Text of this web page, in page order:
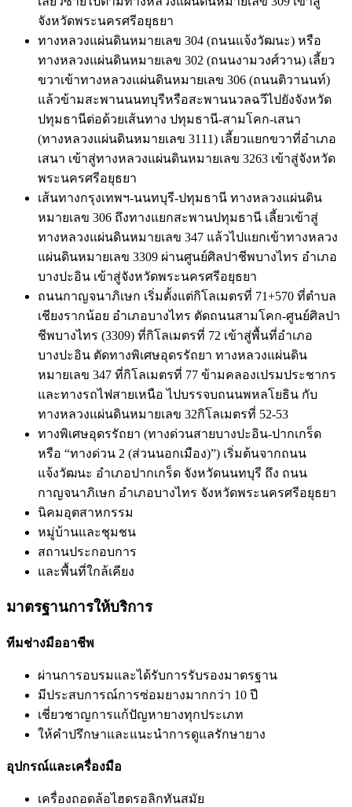
จังหวัดพระนครศรีอยุธยา
ทางหลวงแผ่นดินหมายเลข 304 (ถนนแจ้งวัฒนะ) หรือ
ทางหลวงแผ่นดินหมายเลข 302 (ถนนงามวงศ์วาน) เลี้ยว
ขวาเข้าทางหลวงแผ่นดินหมายเลข 306 (ถนนติวานนท์)
แล้วข้ามสะพานนนทบุรีหรือสะพานนวลฉวีไปยังจังหวัด
ปทุมธานีต่อด้วยเส้นทาง ปทุมธานี-สามโคก-เสนา
(ทางหลวงแผ่นดินหมายเลข 3111) เลี้ยวแยกขวาที่อำเภอ
เสนา เข้าสู่ทางหลวงแผ่นดินหมายเลข 3263 เข้าสู่จังหวัด
พระนครศรีอยุธยา
เส้นทางกรุงเทพฯ-นนทบุรี-ปทุมธานี ทางหลวงแผ่นดิน
หมายเลข 306 ถึงทางแยกสะพานปทุมธานี เลี้ยวเข้าสู่
ทางหลวงแผ่นดินหมายเลข 347 แล้วไปแยกเข้าทางหลวง
แผ่นดินหมายเลข 3309 ผ่านศูนย์ศิลปาชีพบางไทร อำเภอ
บางปะอิน เข้าสู่จังหวัดพระนครศรีอยุธยา
ถนนกาญจนาภิเษก เริ่มตั้งแต่กิโลเมตรที่ 71+570 ที่ตำบล
เชียงรากน้อย อำเภอบางไทร ตัดถนนสามโคก-ศูนย์ศิลปา
ชีพบางไทร (3309) ที่กิโลเมตรที่ 72 เข้าสู่พื้นที่อำเภอ
บางปะอิน ตัดทางพิเศษอุดรรัถยา ทางหลวงแผ่นดิน
หมายเลข 347 ที่กิโลเมตรที่ 77 ข้ามคลองเปรมประชากร
และทางรถไฟสายเหนือ ไปบรรจบถนนพหลโยธิน กับ
ทางหลวงแผ่นดินหมายเลข 32กิโลเมตรที่ 52-53
ทางพิเศษอุดรรัถยา (ทางด่วนสายบางปะอิน-ปากเกร็ด
หรือ “ทางด่วน 2 (ส่วนนอกเมือง)”) เริ่มต้นจากถนน
แจ้งวัฒนะ อำเภอปากเกร็ด จังหวัดนนทบุรี ถึง ถนน
กาญจนาภิเษก อำเภอบางไทร จังหวัดพระนครศรีอยุธยา
นิคมอุตสาหกรรม
หมู่บ้านและชุมชน
สถานประกอบการ
และพื้นที่ใกล้เคียง
มาตรฐานการให้บริการ
ทีมช่างมืออาชีพ
ผ่านการอบรมและได้รับการรับรองมาตรฐาน
มีประสบการณ์การซ่อมยางมากกว่า 10 ปี
เชี่ยวชาญการแก้ปัญหายางทุกประเภท
ให้คำปรึกษาและแนะนำการดูแลรักษายาง
อุปกรณ์และเครื่องมือ
เครื่องถอดล้อไฮดรอลิกทันสมัย